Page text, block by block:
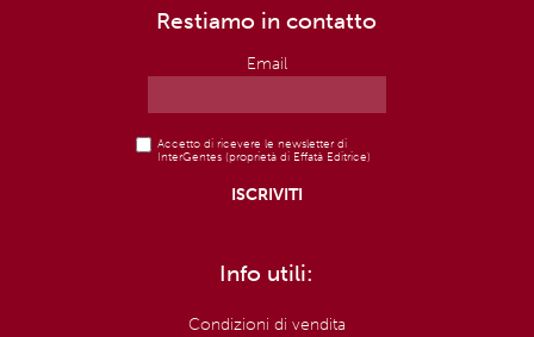
Restiamo in contatto
Email
Accetto di ricevere le newsletter di
InterGentes (proprietà di Effatà Editrice)
Info utili:
Condizioni di vendita